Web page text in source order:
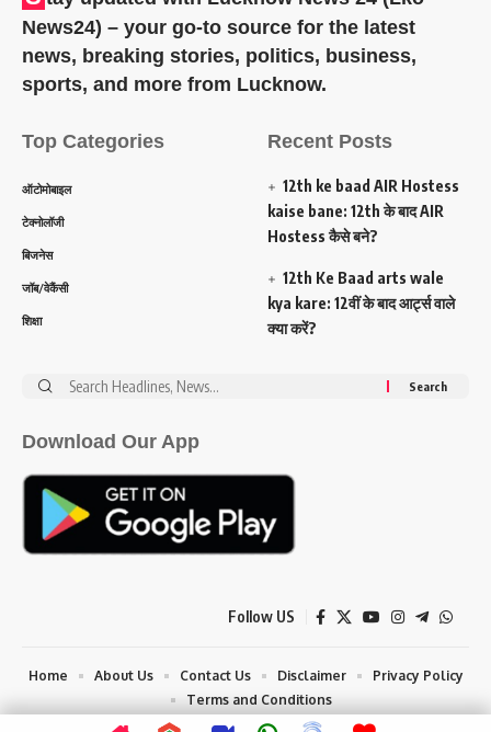
News24) – your go-to source for the latest
news, breaking stories, politics, business,
sports, and more from Lucknow.
Top Categories
ऑटोमोबाइल
टेक्नोलॉजी
बिजनेस
जॉब/वेकैंसी
शिक्षा
Recent Posts
12th ke baad AIR Hostess
kaise bane: 12th के बाद AIR
Hostess कैसे बने?
12th Ke Baad arts wale
kya kare: 12वीं के बाद आर्ट्स वाले
क्या करें?
Search
Download Our App
Follow US
Home About Us Contact Us Disclaimer
Privacy Policy
Terms and Conditions